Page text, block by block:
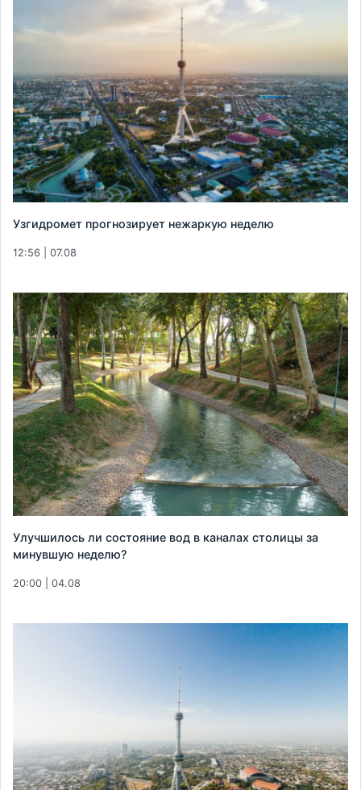
Узгидромет прогнозирует нежаркую неделю
12:56 | 07.08
Улучшилось ли состояние вод в каналах столицы за
минувшую неделю?
20:00 | 04.08